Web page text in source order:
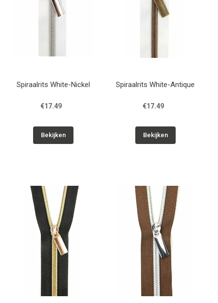
Spiraalrits White-Nickel
€17.49
Bekijken
Spiraalrits White-Antique
€17.49
Bekijken